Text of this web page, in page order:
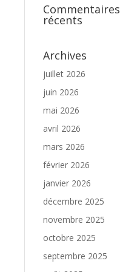
Commentaires
récents
Archives
juillet 2026
juin 2026
mai 2026
avril 2026
mars 2026
février 2026
janvier 2026
décembre 2025
novembre 2025
octobre 2025
septembre 2025